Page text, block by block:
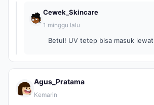
Cewek_Skincare
1 minggu lalu
Betul! UV tetep bisa masuk
Agus_Pratama
Kemarin